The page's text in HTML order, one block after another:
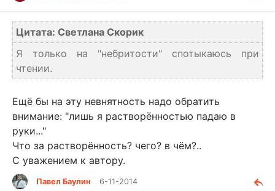
Цитата: Светлана Скорик
Я только на "небритости" спотыкаюсь при
чтении.
Ещё бы на эту невнятность надо обратить
внимание: "лишь я растворённостью падаю в
руки..."
Что за растворённость? чего? в чём?..
С уважением к автору.
Павел Баулин 6-11-2014